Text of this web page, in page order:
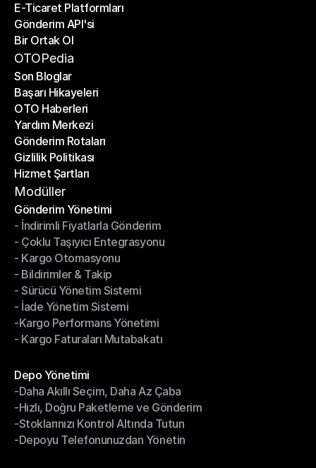
Kargo Şirketleri
E-Ticaret Platformları
E-Ticaret Platformları
Gönderim API'si
Gönderim API'si
Bir Ortak Ol
Bir Ortak Ol
OTOPedia
Son Bloglar
Son Bloglar
Başarı Hikayeleri
Başarı Hikayeleri
OTO Haberleri
OTO Haberleri
Yardım Merkezi
Yardım Merkezi
Gönderim Rotaları
Gönderim Rotaları
Gizlilik Politikası
Gizlilik Politikası
Hizmet Şartları
Hizmet Şartları
Modüller
Gönderim Yönetimi
Gönderim Yönetimi
- İndirimli Fiyatlarla Gönderim
- İndirimli Fiyatlarla Gönderim
- Çoklu Taşıyıcı Entegrasyonu
- Çoklu Taşıyıcı Entegrasyonu
- Kargo Otomasyonu
- Kargo Otomasyonu
- Bildirimler & Takip
- Bildirimler & Takip
- Sürücü Yönetim Sistemi
- Sürücü Yönetim Sistemi
- İade Yönetim Sistemi
- İade Yönetim Sistemi
-Kargo Performans Yönetimi
-Kargo Performans Yönetimi
- Kargo Faturaları Mutabakatı
Depo Yönetimi
Depo Yönetimi
-Daha Akıllı Seçim, Daha Az Çaba
-Daha Akıllı Seçim, Daha Az Çaba
-Hızlı, Doğru Paketleme ve Gönderim
-Hızlı, Doğru Paketleme ve Gönderim
-Stoklarınızı Kontrol Altında Tutun
-Stoklarınızı Kontrol Altında Tutun
-Depoyu Telefonunuzdan Yönetin